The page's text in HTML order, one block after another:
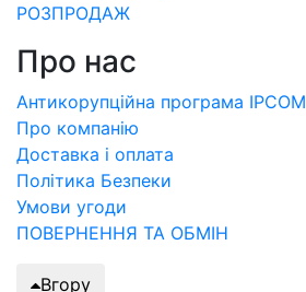
РОЗПРОДАЖ
Про нас
Антикорупційна програма IPCOM
Про компанію
Доставка і оплата
Політика Безпеки
Умови угоди
ПОВЕРНЕННЯ ТА ОБМІН
Вгору